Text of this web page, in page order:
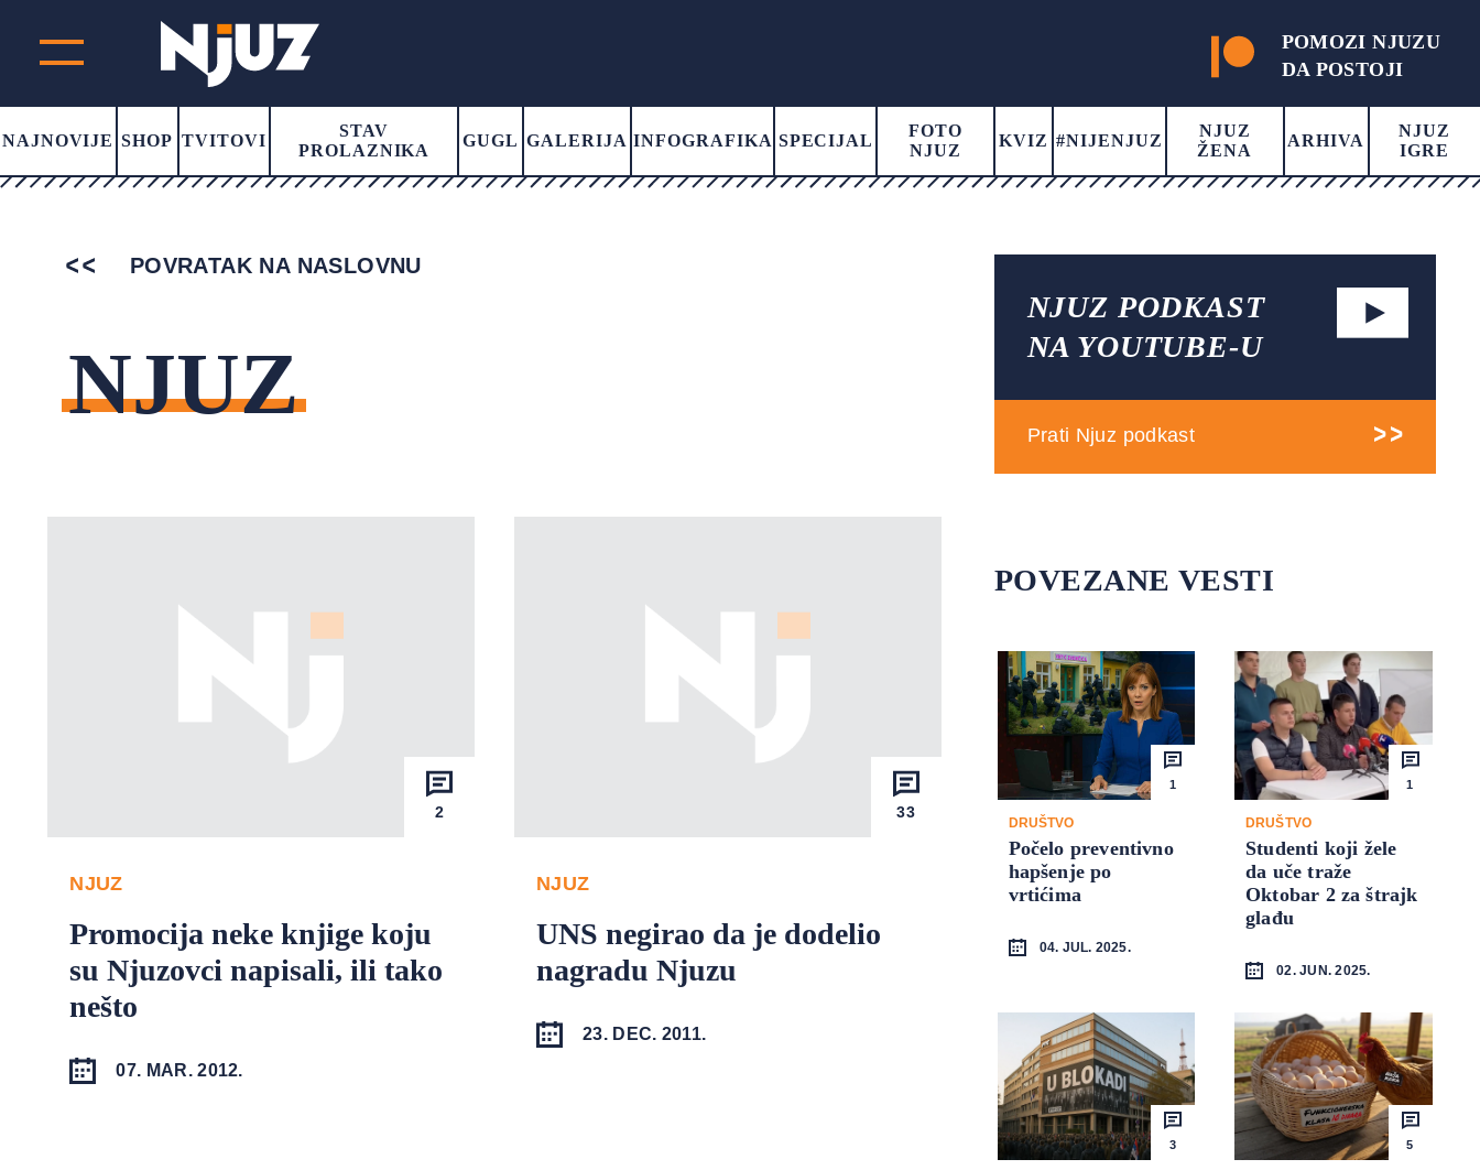
POMOZI NJUZU
DA POSTOJI
NAJNOVIJE SHOP TVITOVI
STAV
PROLAZNIKA
GUGL GALERIJA INFOGRAFIKA SPECIJAL
FOTO
NJUZ
KVIZ #NIJENJUZ
NJUZ
ŽENA
ARHIVA
NJUZ
IGRE
POVRATAK NA NASLOVNU
NJUZ
2
NJUZ
Promocija neke knjige koju
su Njuzovci napisali, ili tako
nešto
07. MAR. 2012.
33
NJUZ
UNS negirao da je dodelio
nagradu Njuzu
23. DEC. 2011.
NJUZ PODKAST
NA YOUTUBE-U
Prati Njuz podkast
POVEZANE VESTI
1
DRUŠTVO
Počelo preventivno
hapšenje po
vrtićima
04. JUL. 2025.
1
DRUŠTVO
Studenti koji žele
da uče traže
Oktobar 2 za štrajk
glađu
02. JUN. 2025.
3 5